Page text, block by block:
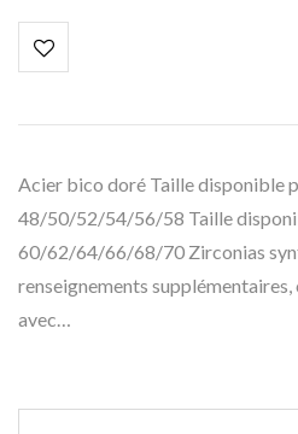
Acier bico doré Taille disponible
48/50/52/54/56/58 Taille
60/62/64/66/68/70 Zirconias
renseignements
avec…